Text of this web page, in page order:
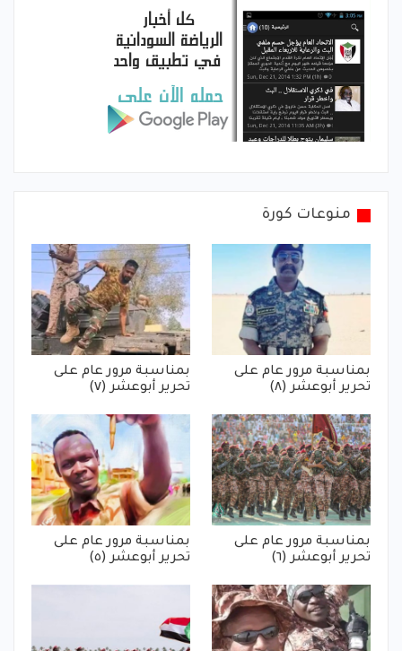
منوعات كورة
بمناسبة مرور عام على
تحرير أبوعشر (٨)
بمناسبة مرور عام على
تحرير أبوعشر (٧)
بمناسبة مرور عام على
تحرير أبوعشر (٦)
بمناسبة مرور عام على
تحرير أبوعشر (٥)